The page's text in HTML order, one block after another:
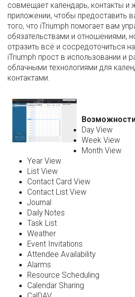
совмещает календарь, контакты и
приложении, чтобы предоставить
того, что iTriumph помогает вам
обязательствами и отношениями,
отразить всё и сосредоточиться
iTriumph прост в использовании и
облачными технологиями для
контактами.
Day View
Week View
Month View
Year View
List View
Contact Card View
Contact List View
Journal
Daily Notes
Task List
Weather
Event Invitations
Attendee Availability
Alarms
Resource Scheduling
Calendar Sharing